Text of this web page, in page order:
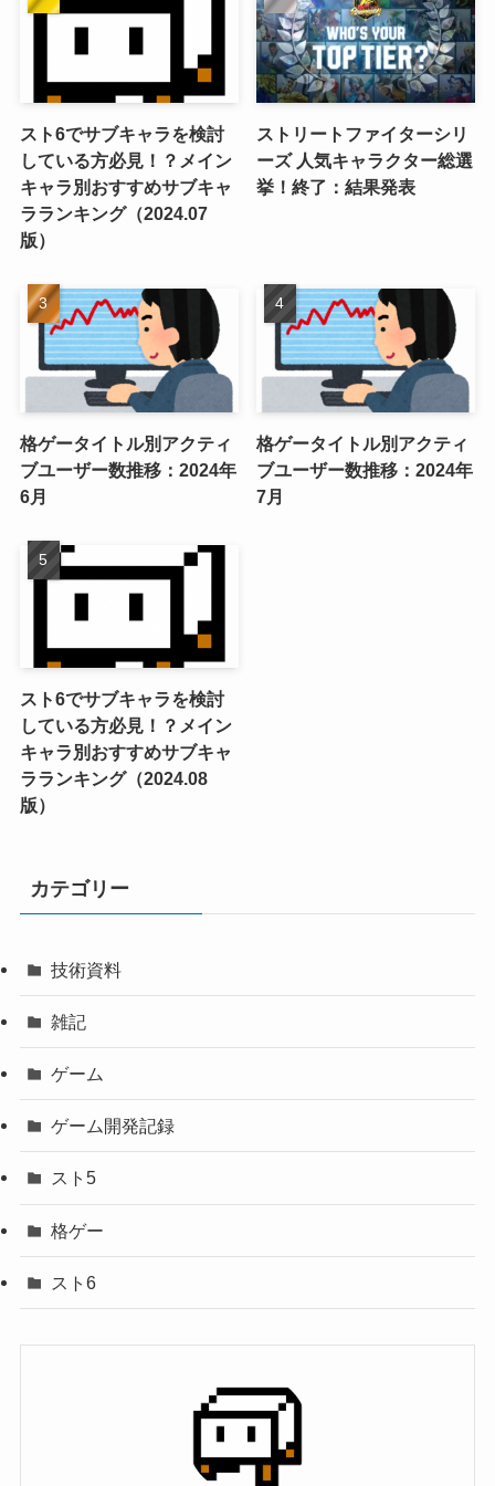
スト6でサブキャラを検討
している方必見！？メイン
キャラ別おすすめサブキャ
ラランキング（2024.07
版）
ストリートファイターシリ
ーズ 人気キャラクター総選
挙！終了：結果発表
格ゲータイトル別アクティ
ブユーザー数推移：2024年
6月
格ゲータイトル別アクティ
ブユーザー数推移：2024年
7月
スト6でサブキャラを検討
している方必見！？メイン
キャラ別おすすめサブキャ
ラランキング（2024.08
版）
カテゴリー
技術資料
雑記
ゲーム
ゲーム開発記録
スト5
格ゲー
スト6